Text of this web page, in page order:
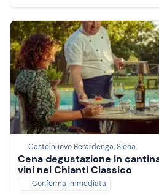
Castelnuovo Berardenga, Siena
Cena degustazione in
vini nel Chianti Classico
Conferma immediata